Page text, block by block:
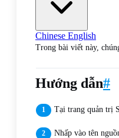
Chinese English
Trong bài viết này,
Hướng dẫn#
Tại trang quản trị
Nhấp vào tên